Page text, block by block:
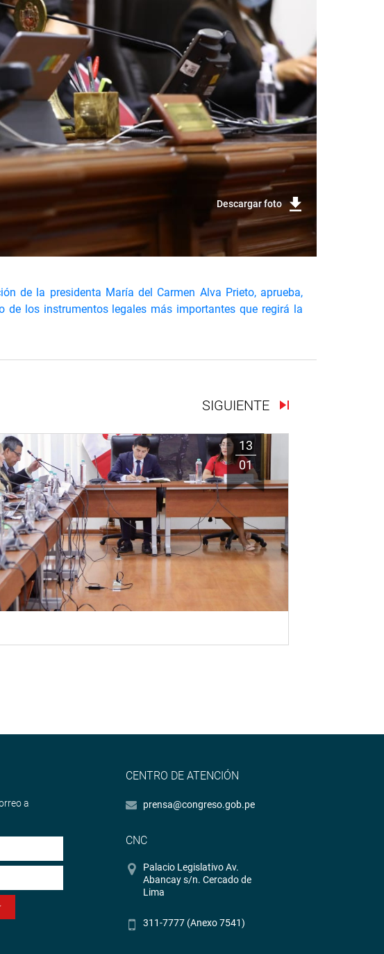
Descargar foto
de la presidenta María del Carmen Alva Prieto, aprueba,
de los instrumentos legales más importantes que regirá la
SIGUIENTE
13
01
a
CENTRO DE ATENCIÓN
prensa@congreso.gob.pe
CNC
Palacio Legislativo Av.
Abancay s/n. Cercado de
Lima
311-7777 (Anexo 7541)